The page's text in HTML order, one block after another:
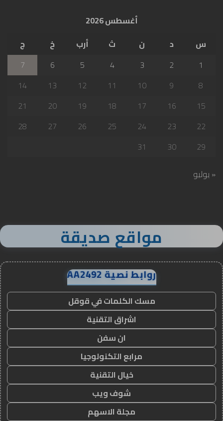
أغسطس 2026
س
د ن ث أرب خ
ج
1
2
3
4
5
6
7
8
9
10
11
12
13
14
15
16
17
18
19
20
21
22
23
24
25
26
27
28
29
30
31
« يوليو
مواقع صديقة
روابط نصية AA2492
مسك الكلمات في قوقل
اشراق التقنية
ان سفن
مرابع التكنولوجيا
خيال التقنية
شوف ويب
مجلة الاسهم